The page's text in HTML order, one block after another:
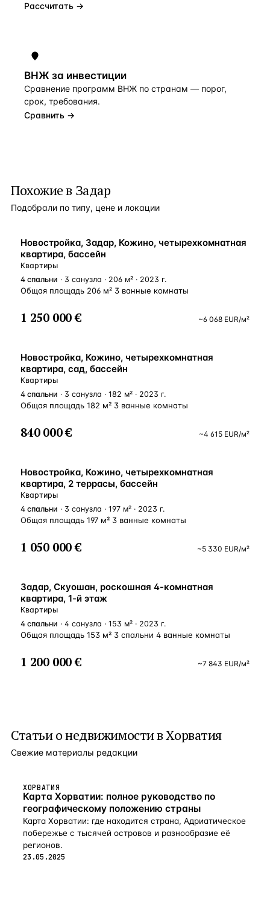
Рассчитать →
ВНЖ за инвестиции
Сравнение программ ВНЖ по странам — порог,
срок, требования.
Сравнить →
Похожие в Задар
Подобрали по типу, цене и локации
НОВОСТРОЙКА
Новостройка, Задар, Кожино, четырехкомнатная
квартира, бассейн
Квартиры
4 спальни · 3 санузла · 206 м² · 2023 г.
Общая площадь 206 м² 3 ванные комнаты
1 250 000 € ~6 068 EUR/м²
НОВОСТРОЙКА
Новостройка, Кожино, четырехкомнатная
квартира, сад, бассейн
Квартиры
4 спальни · 3 санузла · 182 м² · 2023 г.
Общая площадь 182 м² 3 ванные комнаты
840 000 € ~4 615 EUR/м²
НОВОСТРОЙКА
Новостройка, Кожино, четырехкомнатная
квартира, 2 террасы, бассейн
Квартиры
4 спальни · 3 санузла · 197 м² · 2023 г.
Общая площадь 197 м² 3 ванные комнаты
1 050 000 € ~5 330 EUR/м²
Задар, Скуошан, роскошная 4-комнатная
квартира, 1-й этаж
Квартиры
4 спальни · 4 санузла · 153 м² · 2023 г.
Общая площадь 153 м² 3 спальни 4 ванные комнаты
1 200 000 € ~7 843 EUR/м²
Статьи онедвижимости в Хорватия
Свежие материалы редакции
ХОРВАТИЯ
Карта Хорватии: полное руководство по
географическому положению страны
Карта Хорватии: где находится страна, Адриатическое
побережье с тысячей островов и разнообразие её
регионов.
23.05.2025